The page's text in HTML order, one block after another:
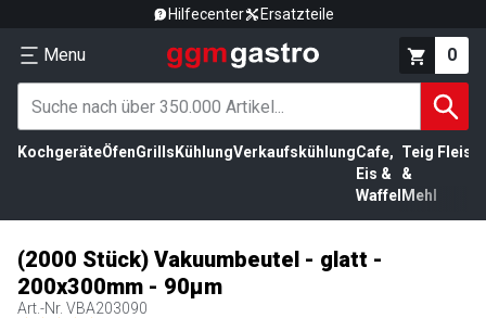
Hilfecenter Ersatzteile
Menu 0
KochgeräteÖfenGrills KühlungVerkaufskühlungCafe,
Eis &
Waffel
Teig
&
Mehl
(2000 Stück) Vakuumbeutel - glatt -
200x300mm - 90µm
Art.-Nr. VBA203090